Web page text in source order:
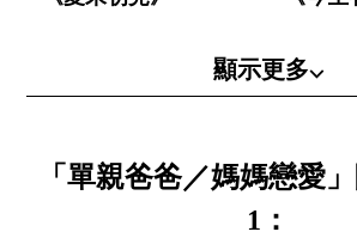
顯示更多⌵
「單親爸爸／媽媽戀愛
1：